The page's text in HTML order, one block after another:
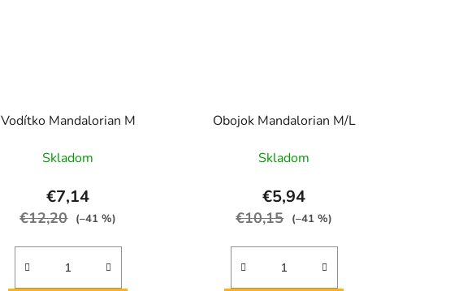
Vodítko Mandalorian M
Skladom
€7,14
€12,20 (–41 %)
Obojok Mandalorian M/L
Skladom
€5,94
€10,15 (–41 %)